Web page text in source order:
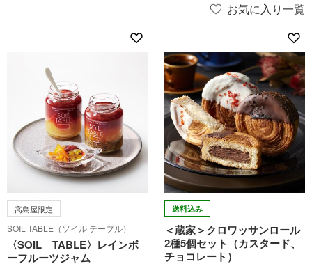
お気に入り一覧
高島屋限定
SOIL TABLE（ソイル テーブル）
〈SOIL TABLE〉レインボ
ーフルーツジャム
送料込み
＜蔵家＞クロワッサンロール
2種5個セット（カスタード、
チョコレート）